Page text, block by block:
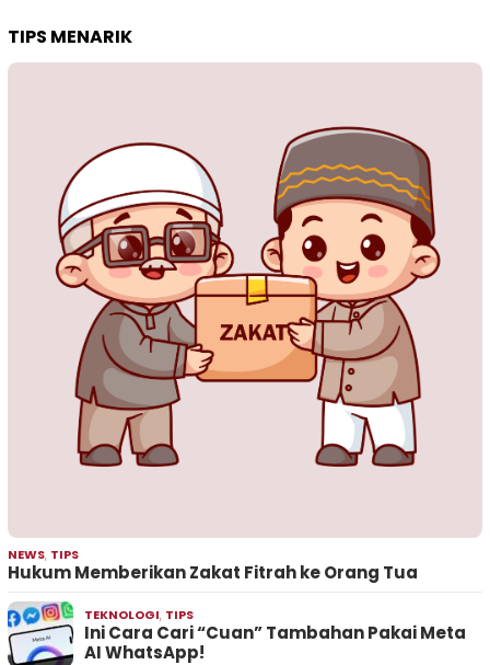
TIPS MENARIK
NEWS, TIPS
Hukum Memberikan Zakat Fitrah ke Orang Tua
TEKNOLOGI, TIPS
Ini Cara Cari “Cuan” Tambahan Pakai Meta
AI WhatsApp!